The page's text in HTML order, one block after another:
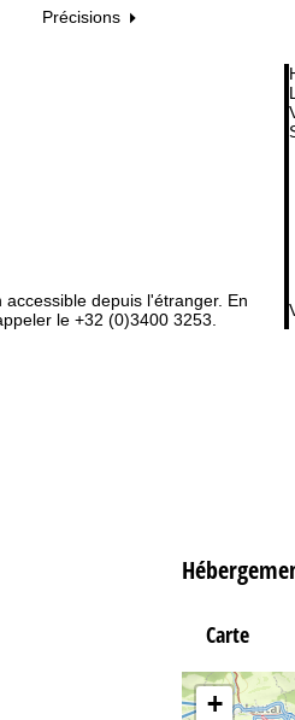
depuis l'étranger. En
le +32 (0)3400 3253.
Précisions
Carte
+